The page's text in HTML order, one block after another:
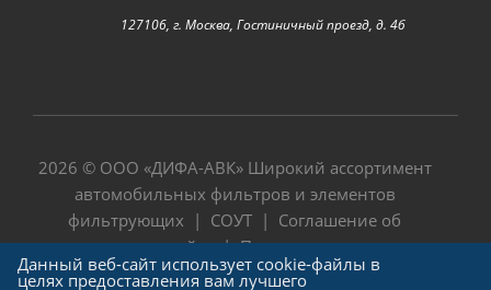
127106, г. Москва, Гостиничный проезд, д. 4б
2026 © ООО «ДИФА-АВК» Широкий ассортимент
автомобильных фильтров и элементов
фильтрующих | СОУТ | Соглашение об
использовании сайта|Политика в отношении
обработки персональных данных
Данный веб-сайт использует cookie-файлы в
целях предоставления вам лучшего